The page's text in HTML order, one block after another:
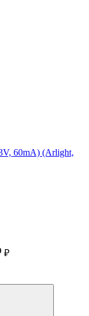
60mA) (Arlight,
₽